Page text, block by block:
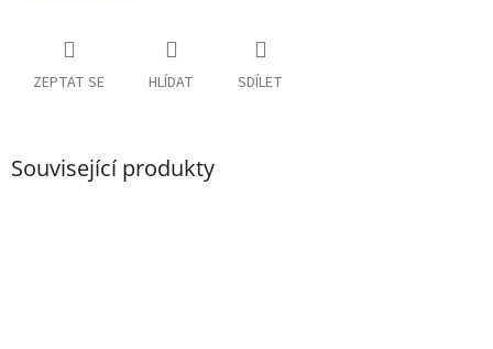
ZEPTAT SE HLÍDAT SDÍLET
Související produkty